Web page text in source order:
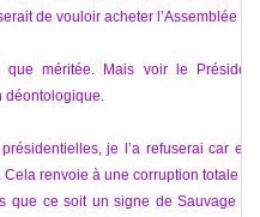
de vouloir acheter l’Assemblée »
méritée. Mais voir le Président
déontologique.
je l’a refuserai car elle
renvoie à une corruption totale du
que ce soit un signe de Sauvage de